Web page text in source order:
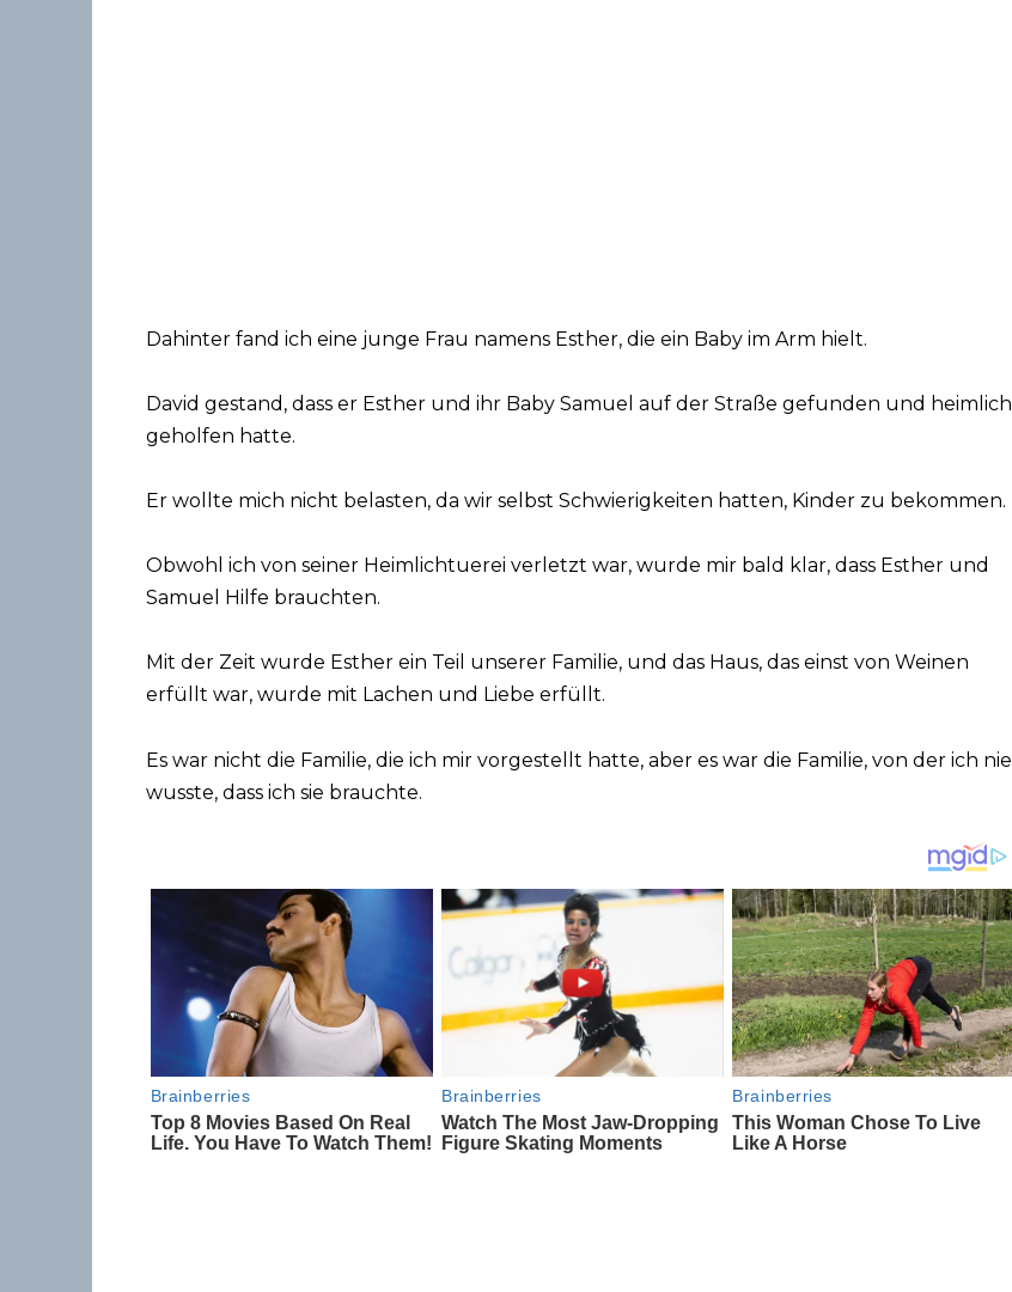
Dahinter fand ich eine junge Frau namens Esther, die ein Baby im Arm hielt.
David gestand, dass er Esther und ihr Baby Samuel auf der Straße gefunden und heimlich
geholfen hatte.
Er wollte mich nicht belasten, da wir selbst Schwierigkeiten hatten, Kinder zu bekommen.
Obwohl ich von seiner Heimlichtuerei verletzt war, wurde mir bald klar, dass Esther und
Samuel Hilfe brauchten.
Mit der Zeit wurde Esther ein Teil unserer Familie, und das Haus, das einst von Weinen
erfüllt war, wurde mit Lachen und Liebe erfüllt.
Es war nicht die Familie, die ich mir vorgestellt hatte, aber es war die Familie, von der ich nie
wusste, dass ich sie brauchte.